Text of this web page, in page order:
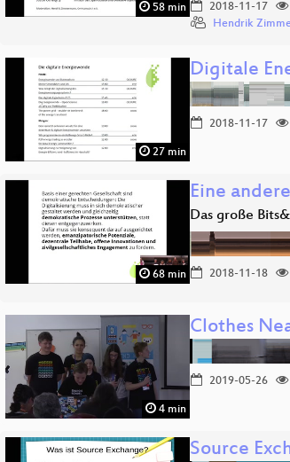
58 min 2018-11-17
Hendrik
27 min
Digitale
2018-11-17
68 min
Eine
Das große
2018-11-18
4 min
Clothes
2019-05-26
Source